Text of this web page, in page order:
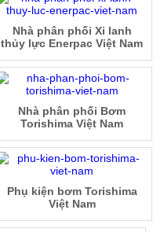
Nhà phân phối Xi lanh
thủy lực Enerpac Việt Nam
Nhà phân phối Bơm
Torishima Việt Nam
Phụ kiện bơm Torishima
Việt Nam